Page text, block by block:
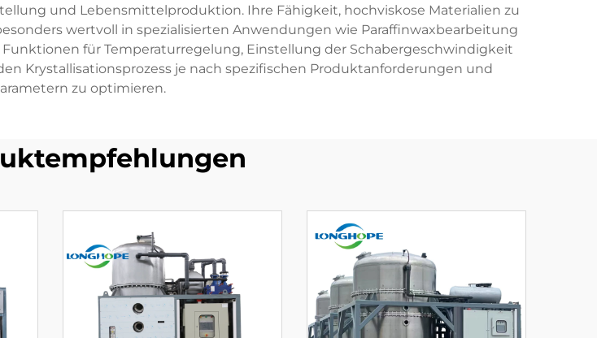
und Lebensmittelproduktion. Ihre Fähigkeit, hochviskose Materialien zu
wertvoll in spezialisierten Anwendungen wie Paraffinwaxbearbeitung
für Temperaturregelung, Einstellung der Schabergeschwindigkeit
Krystallisationsprozess je nach spezifischen Produktanforderungen und
zu optimieren.